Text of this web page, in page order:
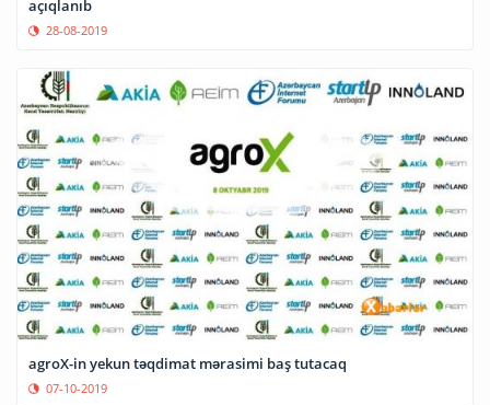
açıqlanıb
28-08-2019
agroX-in yekun təqdimat mərasimi baş tutacaq
07-10-2019